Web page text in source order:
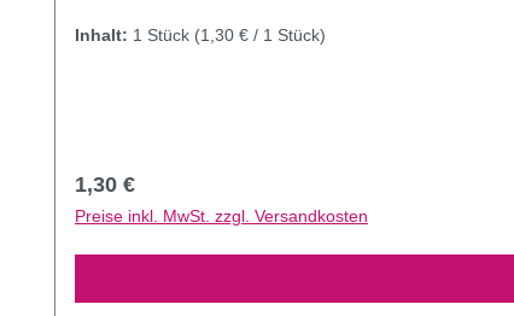
Inhalt: 1 Stück (1,30 € / 1 Stück)
Regulärer Preis:
1,30 €
Preise inkl. MwSt. zzgl. Versandkosten